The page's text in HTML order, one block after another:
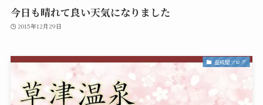
今日も晴れて良い天気になりました
2015年12月29日
益成屋ブログ